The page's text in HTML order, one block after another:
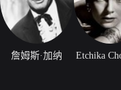
詹姆斯·加纳 Etchika